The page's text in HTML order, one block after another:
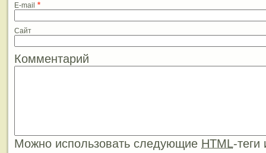
E-mail *
Сайт
Комментарий
Можно использовать следующие HTML-